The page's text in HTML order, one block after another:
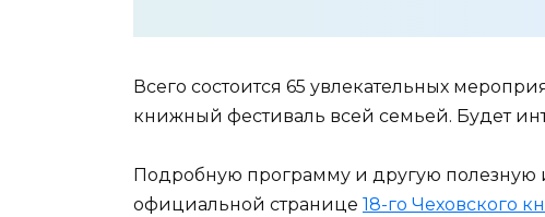
Всего состоится 65 увлекательных
книжный фестиваль всей семьей. Будет
Подробную программу и другую
официальной странице 18-го Чеховского